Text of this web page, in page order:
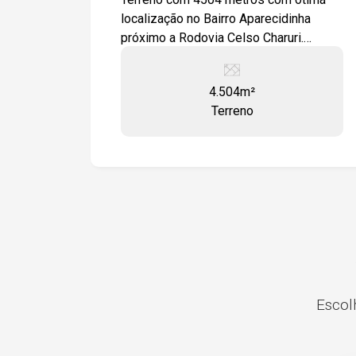
no entorno Venda ou Locação, agende
uma visita e conheça o potencial deste
investimento único em Sorocaba.
localização no Bairro Aparecidinha
próximo a Rodovia Celso Charuri.
informações ou agendar uma visita?
4.504m²
Terreno